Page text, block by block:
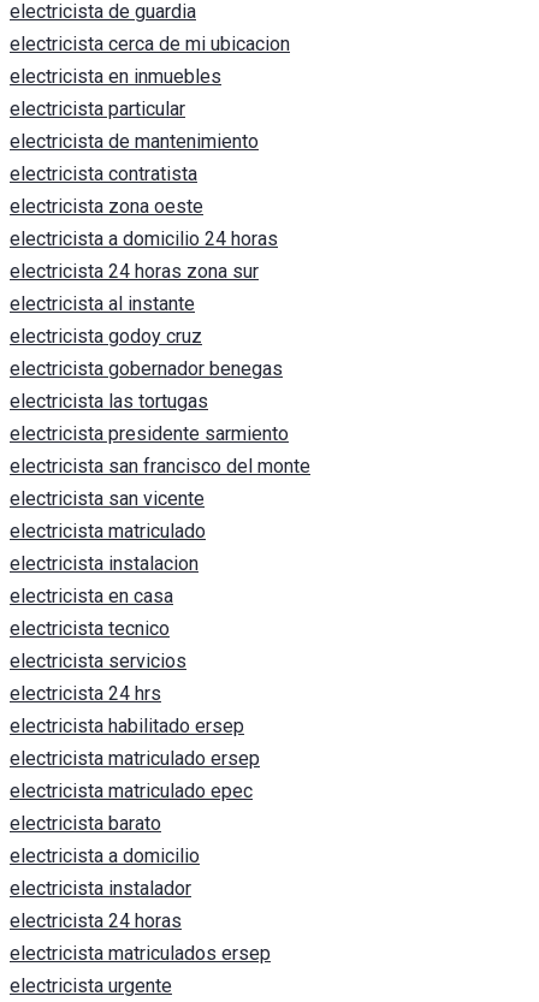
electricista de guardia
electricista cerca de mi ubicacion
electricista en inmuebles
electricista particular
electricista de mantenimiento
electricista contratista
electricista zona oeste
electricista a domicilio 24 horas
electricista 24 horas zona sur
electricista al instante
electricista godoy cruz
electricista gobernador benegas
electricista las tortugas
electricista presidente sarmiento
electricista san francisco del monte
electricista san vicente
electricista matriculado
electricista instalacion
electricista en casa
electricista tecnico
electricista servicios
electricista 24 hrs
electricista habilitado ersep
electricista matriculado ersep
electricista matriculado epec
electricista barato
electricista a domicilio
electricista instalador
electricista 24 horas
electricista matriculados ersep
electricista urgente